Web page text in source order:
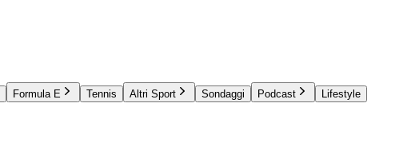
Formula E Tennis Altri Sport Sondaggi Podcast
Lifestyle